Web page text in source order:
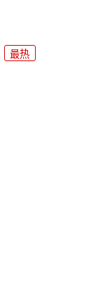
最热